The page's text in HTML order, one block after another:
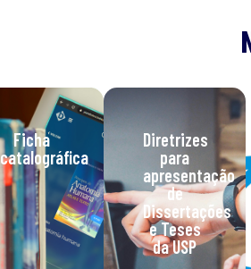
Ficha
catalográfica
Diretrizes
para
apresentação
de
Dissertações
e Teses
da USP